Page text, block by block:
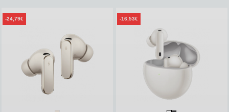
-24,79€ -16,53€